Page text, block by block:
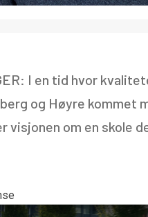
I en tid hvor
og Høyre
visjonen om en skole